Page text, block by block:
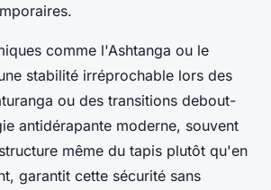
comme l'Ashtanga ou le
stabilité irréprochable lors des
ou des transitions debout-
antidérapante moderne, souvent
même du tapis plutôt qu'en
garantit cette sécurité sans